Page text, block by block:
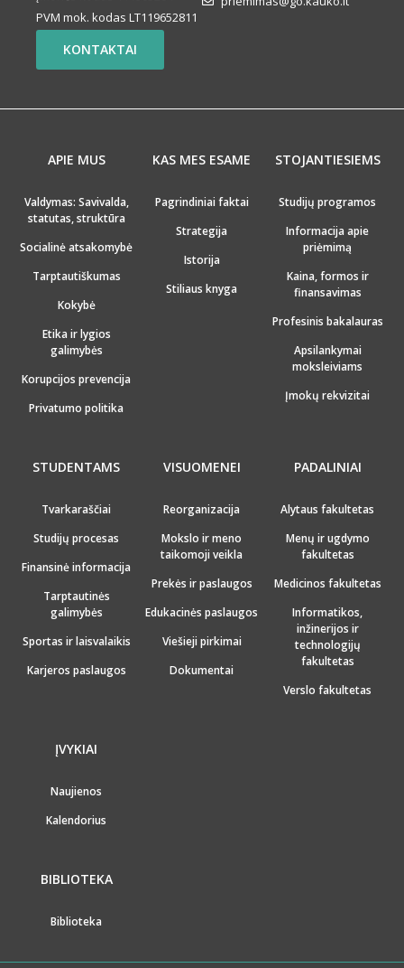
PVM mok. kodas LT119652811
KONTAKTAI
APIE MUS
Valdymas: Savivalda,
statutas, struktūra
Socialinė atsakomybė
Tarptautiškumas
Kokybė
Etika ir lygios
galimybės
Korupcijos prevencija
Privatumo politika
KAS MES ESAME
Pagrindiniai faktai
Strategija
Istorija
Stiliaus knyga
STOJANTIESIEMS
Studijų programos
Informacija apie
priėmimą
Kaina, formos ir
finansavimas
Profesinis bakalauras
Apsilankymai
moksleiviams
Įmokų rekvizitai
STUDENTAMS
Tvarkaraščiai
Studijų procesas
Finansinė informacija
Tarptautinės
galimybės
Sportas ir laisvalaikis
Karjeros paslaugos
VISUOMENEI
Reorganizacija
Mokslo ir meno
taikomoji veikla
Prekės ir paslaugos
Edukacinės paslaugos
Viešieji pirkimai
Dokumentai
PADALINIAI
Alytaus fakultetas
Menų ir ugdymo
fakultetas
Medicinos fakultetas
Informatikos,
inžinerijos ir
technologijų
fakultetas
Verslo fakultetas
ĮVYKIAI
Naujienos
Kalendorius
BIBLIOTEKA
Biblioteka